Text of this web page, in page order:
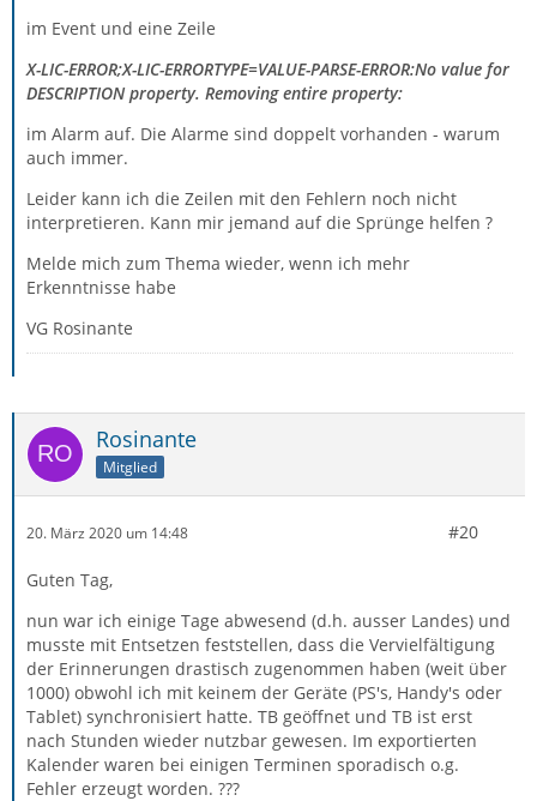
im Event und eine Zeile
X-LIC-ERROR;X-LIC-ERRORTYPE=VALUE-PARSE-ERROR:No value for
DESCRIPTION property. Removing entire property:
im Alarm auf. Die Alarme sind doppelt vorhanden - warum
auch immer.
Leider kann ich die Zeilen mit den Fehlern noch nicht
interpretieren. Kann mir jemand auf die Sprünge helfen ?
Melde mich zum Thema wieder, wenn ich mehr
Erkenntnisse habe
VG Rosinante
Rosinante
Mitglied
20. März 2020 um 14:48 #20
Guten Tag,
nun war ich einige Tage abwesend (d.h. ausser Landes) und
musste mit Entsetzen feststellen, dass die Vervielfältigung
der Erinnerungen drastisch zugenommen haben (weit über
1000) obwohl ich mit keinem der Geräte (PS's, Handy's oder
Tablet) synchronisiert hatte. TB geöffnet und TB ist erst
nach Stunden wieder nutzbar gewesen. Im exportierten
Kalender waren bei einigen Terminen sporadisch o.g.
Fehler erzeugt worden. ???